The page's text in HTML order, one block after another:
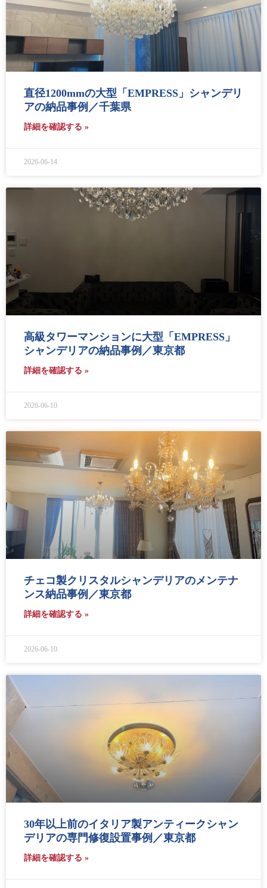
直径1200mmの大型「EMPRESS」シャンデリ
アの納品事例／千葉県
詳細を確認する »
2026-06-14
高級タワーマンションに大型「EMPRESS」
シャンデリアの納品事例／東京都
詳細を確認する »
2026-06-10
チェコ製クリスタルシャンデリアのメンテナ
ンス納品事例／東京都
詳細を確認する »
2026-06-10
30年以上前のイタリア製アンティークシャン
デリアの専門修復設置事例／東京都
詳細を確認する »